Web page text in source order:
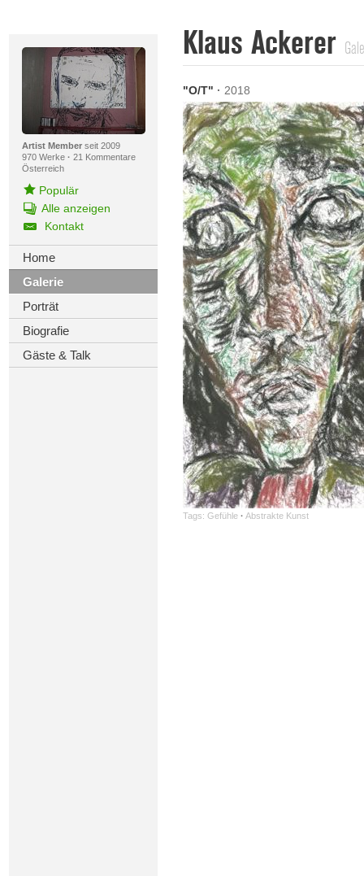
Artist Memberseit 2009
970 Werke · 21 Kommentare
Österreich
Populär
Alle anzeigen
Kontakt
Home
Galerie
Porträt
Biografie
Gäste & Talk
Klaus Ackerer
"O/T" · 2018
Tags: Gefühle · Abstrakte Kunst